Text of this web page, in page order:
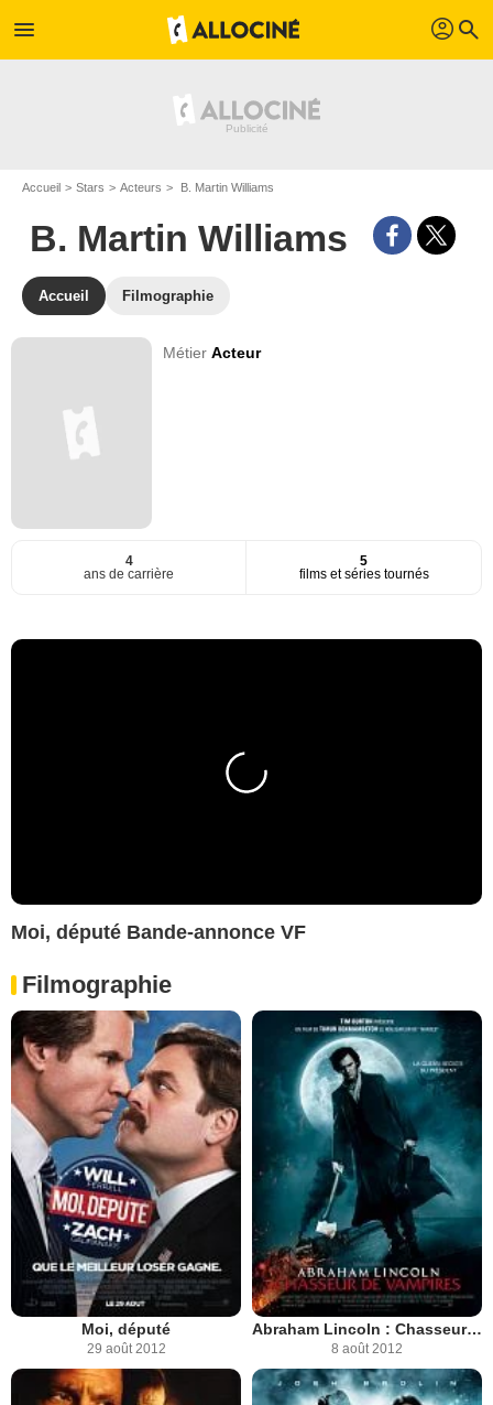
menu profil search
Accueil Stars Acteurs B. Martin Williams
B. Martin Williams
Accueil Filmographie
MétierActeur
4
ans de carrière
5
films et séries tournés
Moi, député Bande-annonce VF
Filmographie
Moi, député
29 août 2012
Abraham Lincoln : Chasseur de Vampires
8 août 2012